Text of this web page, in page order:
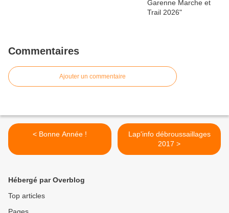
Commentaires
Ajouter un commentaire
< Bonne Année !
Lap'info débroussaillages
2017 >
Hébergé par Overblog
Top articles